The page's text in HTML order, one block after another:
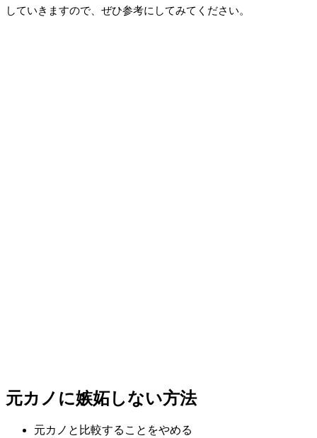
していきますので、ぜひ参考にしてみてください。
元カノに嫉妬しない方法
元カノと比較することをやめる